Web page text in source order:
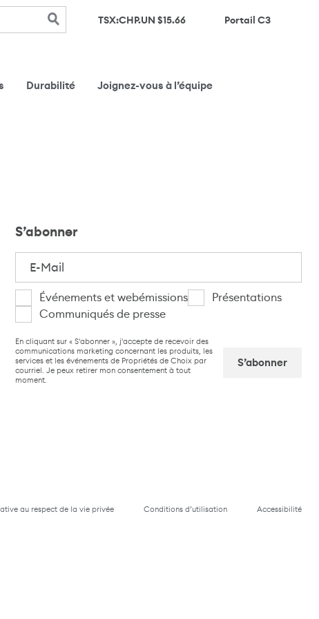
TSX:CHP.UN $15.66 Portail C3(s’ouvre
Durabilité Joignez-vous à l’équipe
S’abonner
Mail (Nécessaire)
Je
suis
intéressé(e)
par
Événements et webémissions
Présentations
Communiqués de presse
En cliquant sur « S'abonner », j'accepte de recevoir des
communications marketing concernant les produits, les
services et les événements de Propriétés de Choix par
courriel. Je peux retirer mon consentement à tout
moment.
au respect de la vie privée Conditions d’utilisation Accessibilité